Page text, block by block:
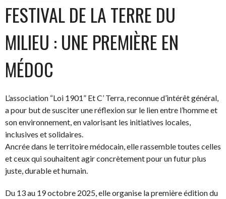
FESTIVAL DE LA TERRE DU
MILIEU : UNE PREMIÈRE EN
MÉDOC
L’association “Loi 1901” Et C’ Terra, reconnue d’intérêt général,
a pour but de susciter une réflexion sur le lien entre l’homme et
son environnement, en valorisant les initiatives locales,
inclusives et solidaires.
Ancrée dans le territoire médocain, elle rassemble toutes celles
et ceux qui souhaitent agir concrètement pour un futur plus
juste, durable et humain.
Du 13 au 19 octobre 2025, elle organise la première édition du